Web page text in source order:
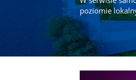
poziomie